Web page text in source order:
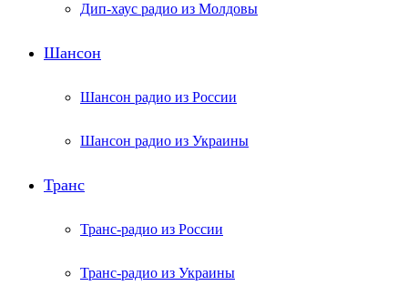
Дип-хаус радио из Молдовы
Шансон
Шансон радио из России
Шансон радио из Украины
Транс
Транс-радио из России
Транс-радио из Украины